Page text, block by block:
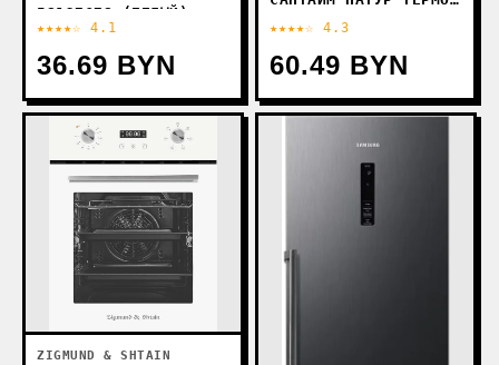
58127678 (БЕЛЫЙ)
★★★★☆ 4.1
36.69 BYN
76512 (73X170,
СЕРЫЙ)
★★★★☆ 4.3
60.49 BYN
ZIGMUND & SHTAIN